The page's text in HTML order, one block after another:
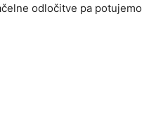
odločitve pa potujemo